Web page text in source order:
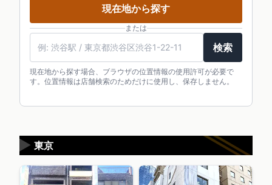
現在地から探す
または
検索
現在地から探す場合、ブラウザの位置情報の使用許可が必要で
す。位置情報は店舗検索のためだけに使用し、保存しません。
東京
▶